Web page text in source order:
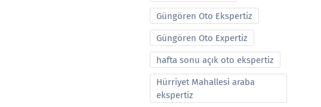
Güngören Oto Ekspertiz
Güngören Oto Expertiz
hafta sonu açık oto ekspertiz
Hürriyet Mahallesi araba
ekspertiz